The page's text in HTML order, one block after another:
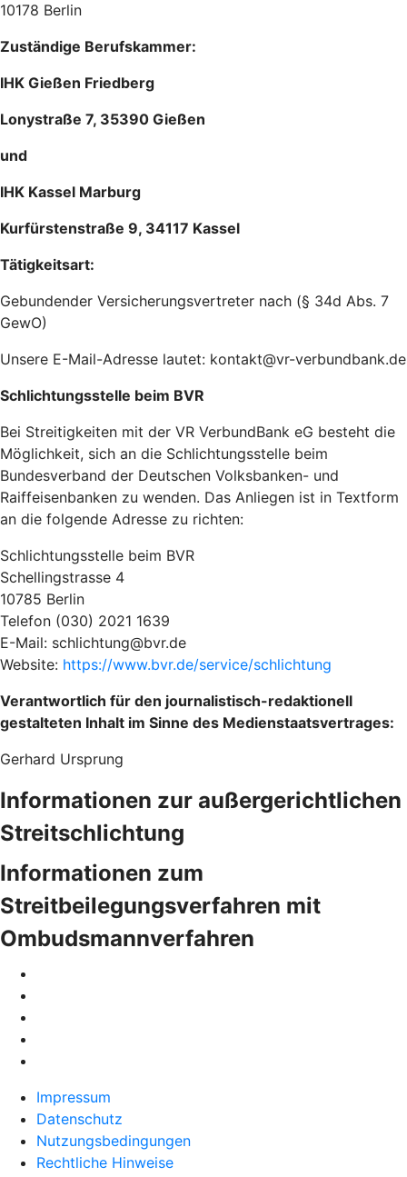
10178 Berlin
Zuständige Berufskammer:
IHK Gießen Friedberg
Lonystraße 7, 35390 Gießen
und
IHK Kassel Marburg
Kurfürstenstraße 9, 34117 Kassel
Tätigkeitsart:
Gebundender Versicherungsvertreter nach (§ 34d Abs. 7
GewO)
Unsere E-Mail-Adresse lautet: kontakt@vr-verbundbank.de
Schlichtungsstelle beim BVR
Bei Streitigkeiten mit der VR VerbundBank eG besteht die
Möglichkeit, sich an die Schlichtungsstelle beim
Bundesverband der Deutschen Volksbanken- und
Raiffeisenbanken zu wenden. Das Anliegen ist in Textform
an die folgende Adresse zu richten:
Schlichtungsstelle beim BVR
Schellingstrasse 4
10785 Berlin
Telefon (030) 2021 1639
E-Mail: schlichtung@bvr.de
Website: https://www.bvr.de/service/schlichtung
Verantwortlich für den journalistisch-redaktionell
gestalteten Inhalt im Sinne des Medienstaatsvertrages:
Gerhard Ursprung
Informationen zur außergerichtlichen
Streitschlichtung
Informationen zum
Streitbeilegungsverfahren mit
Ombudsmannverfahren
Impressum
Datenschutz
Nutzungsbedingungen
Rechtliche Hinweise